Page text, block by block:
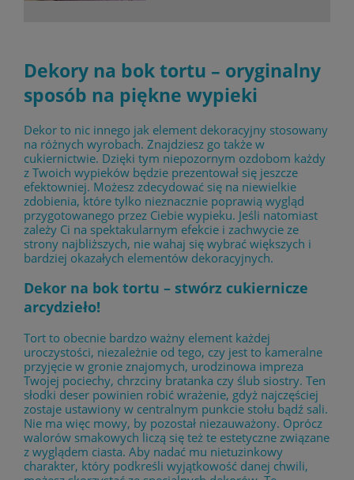
Dekory na bok tortu – oryginalny
sposób na piękne wypieki
Dekor to nic innego jak element dekoracyjny stosowany
na różnych wyrobach. Znajdziesz go także w
cukiernictwie. Dzięki tym niepozornym ozdobom każdy
z Twoich wypieków będzie prezentował się jeszcze
efektowniej. Możesz zdecydować się na niewielkie
zdobienia, które tylko nieznacznie poprawią wygląd
przygotowanego przez Ciebie wypieku. Jeśli natomiast
zależy Ci na spektakularnym efekcie i zachwycie ze
strony najbliższych, nie wahaj się wybrać większych i
bardziej okazałych elementów dekoracyjnych.
Dekor na bok tortu – stwórz cukiernicze
arcydzieło!
Tort to obecnie bardzo ważny element każdej
uroczystości, niezależnie od tego, czy jest to kameralne
przyjęcie w gronie znajomych, urodzinowa impreza
Twojej pociechy, chrzciny bratanka czy ślub siostry. Ten
słodki deser powinien robić wrażenie, gdyż najczęściej
zostaje ustawiony w centralnym punkcie stołu bądź sali.
Nie ma więc mowy, by pozostał niezauważony. Oprócz
walorów smakowych liczą się też te estetyczne związane
z wyglądem ciasta. Aby nadać mu nietuzinkowy
charakter, który podkreśli wyjątkowość danej chwili,